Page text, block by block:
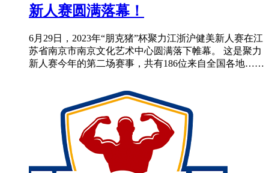
新人赛圆满落幕！
6月29日，2023年“朋克猪”杯聚力江浙沪健美新人赛在江
苏省南京市南京文化艺术中心圆满落下帷幕。 这是聚力
新人赛今年的第二场赛事，共有186位来自全国各地……